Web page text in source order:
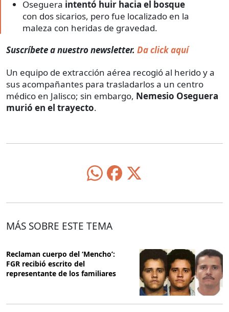
Oseguera intentó huir hacia el bosque
con dos sicarios, pero fue localizado en la
maleza con heridas de gravedad.
Suscríbete a nuestro newsletter. Da click aquí
Un equipo de extracción aérea recogió al herido y a
sus acompañantes para trasladarlos a un centro
médico en Jalisco; sin embargo, Nemesio Oseguera
murió en el trayecto.
MÁS SOBRE ESTE TEMA
Reclaman cuerpo del ‘Mencho’:
FGR recibió escrito del
representante de los familiares